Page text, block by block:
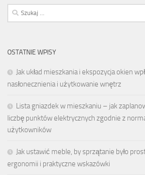
Szukaj:
OSTATNIE WPISY
Jak układ mieszkania i ekspozycja okien
nasłonecznienia i użytkowanie wnętrz
Lista gniazdek w mieszkaniu – jak
liczbę punktów elektrycznych zgodnie z
użytkowników
Jak ustawić meble, by sprzątanie było
ergonomii i praktyczne wskazówki